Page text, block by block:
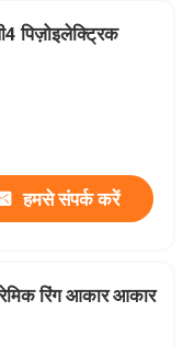
पिज़ोइलेक्ट्रिक
हमसे संपर्क करें
रिंग आकार आकार